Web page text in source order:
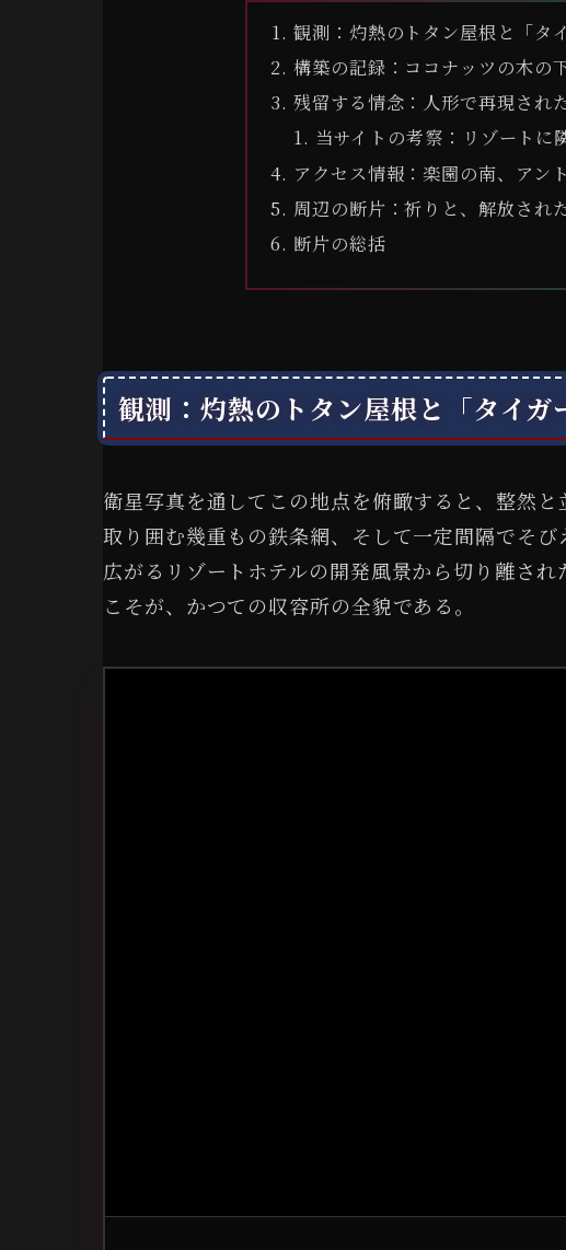
観測：灼熱のトタン屋根と「タ
構築の記録：ココナッツの木の
残留する情念：人形で再現され
当サイトの考察：リゾートに
アクセス情報：楽園の南、アン
周辺の断片：祈りと、解放され
断片の総括
観測：灼熱のトタン屋根と「タイガ
衛星写真を通してこの地点を俯瞰すると、整然
取り囲む幾重もの鉄条網、そして一定間隔でそ
広がるリゾートホテルの開発風景から切り離さ
こそが、かつての収容所の全貌である。